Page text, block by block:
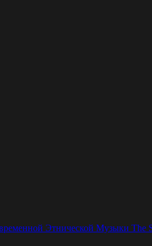
Этнической Музыки The